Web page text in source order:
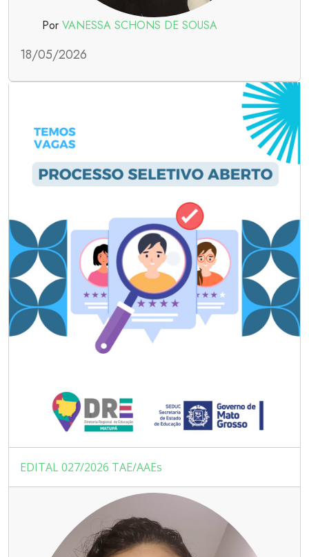
Por VANESSA SCHONS DE SOUSA
18/05/2026
EDITAL 027/2026 TAE/AAEs